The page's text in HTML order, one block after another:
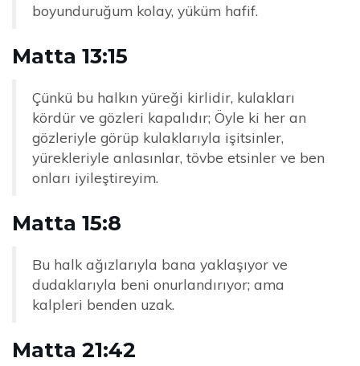
boyunduruğum kolay, yüküm hafif.
Matta 13:15
Çünkü bu halkın yüreği kirlidir, kulakları
kördür ve gözleri kapalıdır; Öyle ki her an
gözleriyle görüp kulaklarıyla işitsinler,
yürekleriyle anlasınlar, tövbe etsinler ve ben
onları iyileştireyim.
Matta 15:8
Bu halk ağızlarıyla bana yaklaşıyor ve
dudaklarıyla beni onurlandırıyor; ama
kalpleri benden uzak.
Matta 21:42